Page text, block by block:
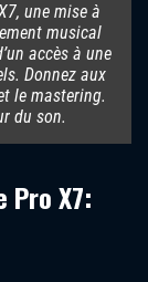
une mise à
musical
accès à une
Donnez aux
le mastering.
du son.
Pro X7: